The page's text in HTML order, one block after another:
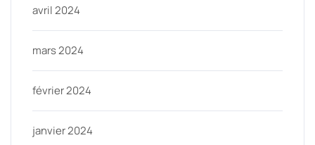
avril 2024
mars 2024
février 2024
janvier 2024